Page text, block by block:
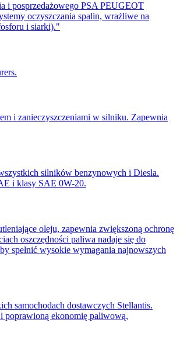
i posprzedażowego PSA PEUGEOT
oczyszczania spalin, wrażliwe na
i siarki)."
i zanieczyszczeniami w silniku. Zapewnia
silników benzynowych i Diesla.
i klasy SAE 0W-20.
oleju, zapewnia zwiększoną ochronę
oszczędności paliwa nadaje się do
spełnić wysokie wymagania najnowszych
samochodach dostawczych Stellantis.
poprawioną ekonomię paliwową.